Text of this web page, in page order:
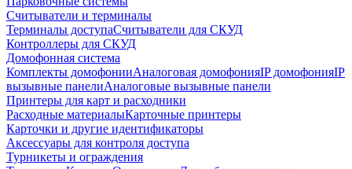
Считыватели и терминалы
Терминалы доступаСчитыватели для СКУД
Контроллеры для СКУД
Домофонная система
Комплекты домофонииАналоговая домофонияIP домофонияIP
вызывные панелиАналоговые вызывные панели
Принтеры для карт и расходники
Расходные материалыКарточные принтеры
Карточки и другие идентификаторы
Аксессуары для контроля доступа
Турникеты и ограждения